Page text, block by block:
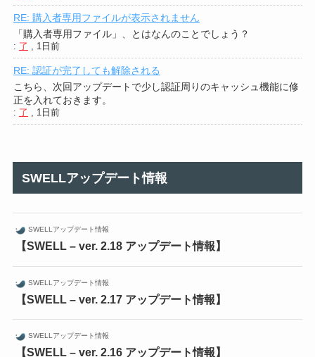
RE: 購入者専用ファイルが表示されません
「購入者専用ファイル」、とはなんのことでしょう？
: 了 , 1日前
RE: 認証が完了しても解除される
こちら、次回アップデートで少し認証周りのキャッシュ機能に修
正を入れておきます。
: 了 , 1日前
SWELLアップデート情報
SWELLアップデート情報
【SWELL – ver. 2.18 アップデート情報】
SWELLアップデート情報
【SWELL – ver. 2.17 アップデート情報】
SWELLアップデート情報
【SWELL – ver. 2.16 アップデート情報】